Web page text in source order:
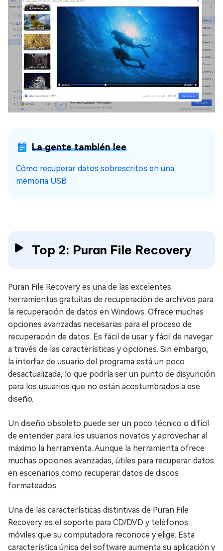
La gente también lee
Cómo recuperar datos sobrescritos en una
memoria USB
Top 2: Puran File Recovery
Puran File Recovery es una de las excelentes
herramientas gratuitas de recuperación de archivos para
la recuperación de datos en Windows. Ofrece muchas
opciones avanzadas necesarias para el proceso de
recuperación de datos. Es fácil de usar y fácil de navegar
a través de las características y opciones. Sin embargo,
la interfaz de usuario del programa está un poco
desactualizada, lo que podría ser un punto de disyunción
para los usuarios que no están acostumbrados a ese
diseño.
Un diseño obsoleto puede ser un poco técnico o difícil
de entender para los usuarios novatos y aprovechar al
máximo la herramienta. Aunque la herramienta ofrece
muchas opciones avanzadas, útiles para recuperar datos
en escenarios como recuperar datos de discos
formateados.
Una de las características distintivas de Puran File
Recovery es el soporte para CD/DVD y teléfonos
móviles que su computadora reconoce y elige. Esta
característica única del software aumenta su aplicación y